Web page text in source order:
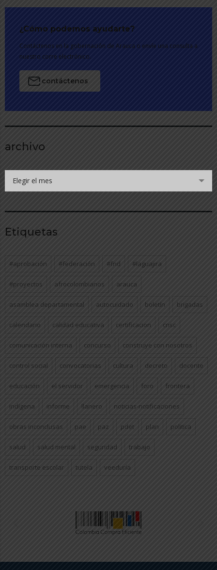
¿Cómo podemos ayudarte?
Contáctenos en la gobernación de Arauca o envíe una consulta a
nuestro corre electrónico.
contáctenos
archivo
Elegir el mes
Etiquetas
#aprobación #federación #fnd #laguajira
#proyectos afrocolombianos arauca
asamblea departamental autocuidado boletín brigadas
calendario calidad educativa certificacion cnsc
comunicación interna concurso construye con nosotros
control social convocatorias cultura decreto docente
educación el servidor emergencia foro frontera
indígena informe llanero noticias-notificaciones
obras inconclusas pae paz pdet plan politica
salud salud mental seguridad trabajo
transporte escolar tutela veeduría